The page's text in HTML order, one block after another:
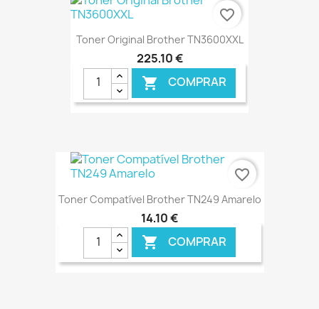
€ ONLINE
Toner Original Brother TN3600XXL
225,10 €
 COMPRAR
€ ONLINE
favorite_border
Toner Compatível Brother TN249 Amarelo
14,10 €
 COMPRAR
favorite_border